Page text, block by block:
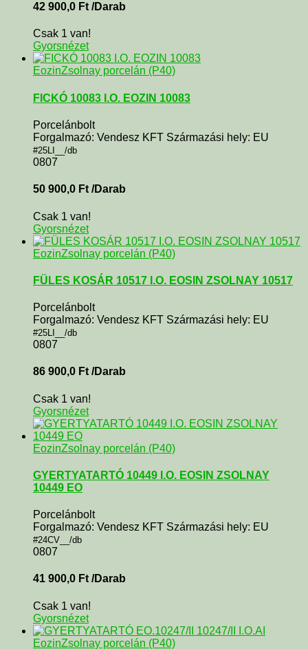
42 900,0 Ft /Darab
Csak 1 van!
Gyorsnézet
EozinZsolnay porcelán (P40)
FICKÓ 10083 I.O. EOZIN 10083
Porcelánbolt
Forgalmazó: Vendesz KFT Származási hely: EU
#25LI__/db
0807
50 900,0 Ft /Darab
Csak 1 van!
Gyorsnézet
EozinZsolnay porcelán (P40)
FÜLES KOSÁR 10517 I.O. EOSIN ZSOLNAY 10517
Porcelánbolt
Forgalmazó: Vendesz KFT Származási hely: EU
#25LI__/db
0807
86 900,0 Ft /Darab
Csak 1 van!
Gyorsnézet
EozinZsolnay porcelán (P40)
GYERTYATARTÓ 10449 I.O. EOSIN ZSOLNAY
10449 EO
Porcelánbolt
Forgalmazó: Vendesz KFT Származási hely: EU
#24CV__/db
0807
41 900,0 Ft /Darab
Csak 1 van!
Gyorsnézet
EozinZsolnay porcelán (P40)